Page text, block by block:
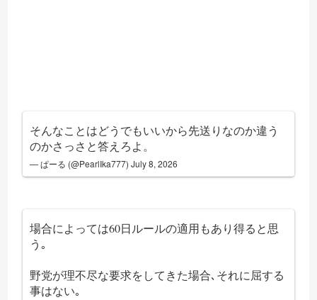
そんなことはどうでもいいから先送りなのか違う
のかさっさと答えろよ。
— ぱーる (@PearlIka777)July 8, 2026
場合によっては60日ルールの適用もあり得ると思
う｡
野党が理不尽な要求をしてきた場合､それに屈する
事はない｡